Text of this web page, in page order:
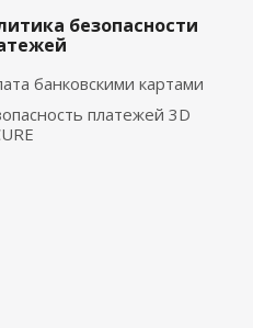
безопасности
банковскими картами
платежей 3D